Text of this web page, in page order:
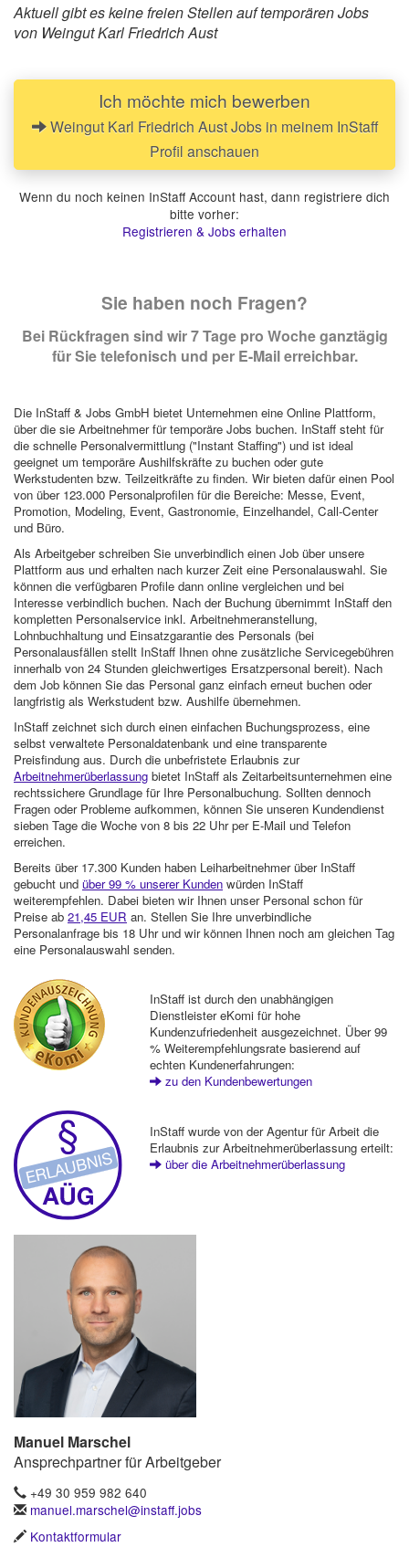
Aktuell gibt es keine freien Stellen auf temporären Jobs
von Weingut Karl Friedrich Aust
Ich möchte mich bewerben
Weingut Karl Friedrich Aust Jobs in meinem InStaff
Profil anschauen
Wenn du noch keinen InStaff Account hast, dann registriere dich
bitte vorher:
Registrieren & Jobs erhalten
Sie haben noch Fragen?
Bei Rückfragen sind wir 7 Tage pro Woche ganztägig
für Sie telefonisch und per E-Mail erreichbar.
Die InStaff & Jobs GmbH bietet Unternehmen eine Online Plattform,
über die sie Arbeitnehmer für temporäre Jobs buchen. InStaff steht für
die schnelle Personalvermittlung ("Instant Staffing") und ist ideal
geeignet um temporäre Aushilfskräfte zu buchen oder gute
Werkstudenten bzw. Teilzeitkräfte zu finden. Wir bieten dafür einen Pool
von über 123.000 Personalprofilen für die Bereiche: Messe, Event,
Promotion, Modeling, Event, Gastronomie, Einzelhandel, Call-Center
und Büro.
Als Arbeitgeber schreiben Sie unverbindlich einen Job über unsere
Plattform aus und erhalten nach kurzer Zeit eine Personalauswahl. Sie
können die verfügbaren Profile dann online vergleichen und bei
Interesse verbindlich buchen. Nach der Buchung übernimmt InStaff den
kompletten Personalservice inkl. Arbeitnehmeranstellung,
Lohnbuchhaltung und Einsatzgarantie des Personals (bei
Personalausfällen stellt InStaff Ihnen ohne zusätzliche Servicegebühren
innerhalb von 24 Stunden gleichwertiges Ersatzpersonal bereit). Nach
dem Job können Sie das Personal ganz einfach erneut buchen oder
langfristig als Werkstudent bzw. Aushilfe übernehmen.
InStaff zeichnet sich durch einen einfachen Buchungsprozess, eine
selbst verwaltete Personaldatenbank und eine transparente
Preisfindung aus. Durch die unbefristete Erlaubnis zur
Arbeitnehmerüberlassung bietet InStaff als Zeitarbeitsunternehmen eine
rechtssichere Grundlage für Ihre Personalbuchung. Sollten dennoch
Fragen oder Probleme aufkommen, können Sie unseren Kundendienst
sieben Tage die Woche von 8 bis 22 Uhr per E-Mail und Telefon
erreichen.
Bereits über 17.300 Kunden haben Leiharbeitnehmer über InStaff
gebucht und über 99 % unserer Kunden würden InStaff
weiterempfehlen. Dabei bieten wir Ihnen unser Personal schon für
Preise ab 21,45 EUR an. Stellen Sie Ihre unverbindliche
Personalanfrage bis 18 Uhr und wir können Ihnen noch am gleichen Tag
eine Personalauswahl senden.
InStaff ist durch den unabhängigen
Dienstleister eKomi für hohe
Kundenzufriedenheit ausgezeichnet. Über 99
% Weiterempfehlungsrate basierend auf
echten Kundenerfahrungen:
zu den Kundenbewertungen
InStaff wurde von der Agentur für Arbeit die
Erlaubnis zur Arbeitnehmerüberlassung erteilt:
über die Arbeitnehmerüberlassung
Manuel Marschel
Ansprechpartner für Arbeitgeber
+49 30 959 982 640
manuel.marschel@instaff.jobs
Kontaktformular